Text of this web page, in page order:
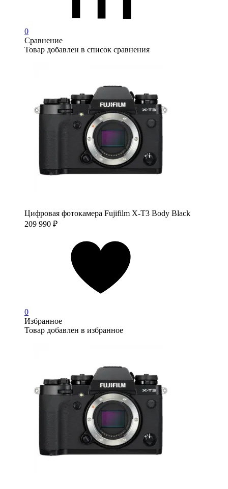
0
Сравнение
Товар добавлен в список сравнения
Цифровая фотокамера Fujifilm X-T3 Body Black
209 990 ₽
0
Избранное
Товар добавлен в избранное